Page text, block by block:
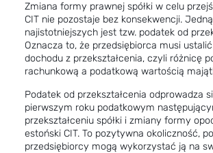
Zmiana formy prawnej spółki w celu
CIT nie pozostaje bez konsekwencji.
najistotniejszych jest tzw. podatek od
Oznacza to, że przedsiębiorca musi
dochodu z przekształcenia, czyli różnicę
rachunkową a podatkową wartością
Podatek od przekształcenia odprowadza
pierwszym roku podatkowym
przekształceniu spółki i zmiany formy
estoński CIT. To pozytywna okoliczność,
przedsiębiorcy mogą wykorzystać ją na